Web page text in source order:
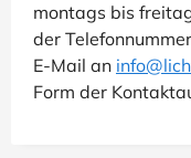
montags bis
der Telefonnummer
E-Mail an
Form der